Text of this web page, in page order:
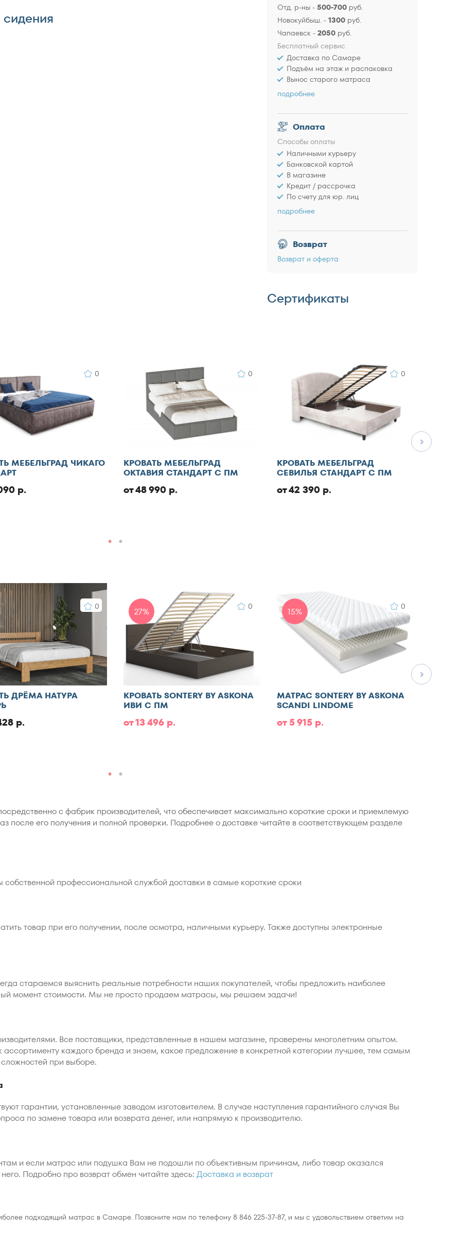
контентаи даю согласие на
данных
Отд. р-ны - 500-700 руб.
Новокуйбыш. - 1300 руб.
Чапаевск - 2050 руб.
Бесплатный сервис
Доставка по Самаре
Подъём на этаж и распаковка
Вынос старого матраса
подробнее
Оплата
Способы оплаты
Наличными курьеру
Банковской картой
В магазине
Кредит / рассрочка
По счету для юр. лиц
подробнее
Возврат
Возврат и оферта
Сертификаты
0
МЕБЕЛЬГРАД ЧИКАГО
р.
0
КРОВАТЬ МЕБЕЛЬГРАД
ОКТАВИЯ СТАНДАРТ С ПМ
от 48 990 р.
0
КРОВАТЬ МЕБЕЛЬГРАД
СЕВИЛЬЯ СТАНДАРТ С ПМ
от 42 390 р.
0
ДРЁМА НАТУРА
р.
27% 0
КРОВАТЬ SONTERY BY ASKONA
ИВИ С ПМ
от 13 496 р.
15% 0
МАТРАС SONTERY BY ASKONA
SCANDI LINDOME
от 5 915 р.
с фабрик производителей, что обеспечивает максимально короткие сроки и приемлемую
после его получения и полной проверки. Подробнее о доставке читайте в соответствующем разделе
профессиональной службой доставки в самые короткие сроки
товар при его получении, после осмотра, наличными курьеру. Также доступны электронные
стараемся выяснить реальные потребности наших покупателей, чтобы предложить наиболее
момент стоимости. Мы не просто продаем матрасы, мы решаем задачи!
Все поставщики, представленные в нашем магазине, проверены многолетним опытом.
ассортименту каждого бренда и знаем, какое предложение в конкретной категории лучшее, тем самым
при выборе.
гарантии, установленные заводом изготовителем. В случае наступления гарантийного случая Вы
по замене товара или возврата денег, или напрямую к производителю.
и если матрас или подушка Вам не подошли по объективным причинам, либо товар оказался
Подробно про возврат обмен читайте здесь: Доставка и возврат
подходящий матрас в Самаре. Позвоните нам по телефону 8 846 225-37-87, и мы с удовольствием ответим на